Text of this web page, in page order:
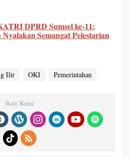
DPRD Sumsel ke-11:
Semangat Pelestarian
Ilir OKI Pemerintahan
Ikuti Kami